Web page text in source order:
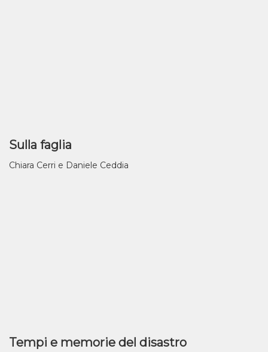
Sulla faglia
Chiara Cerri e Daniele Ceddia
Tempi e memorie del disastro